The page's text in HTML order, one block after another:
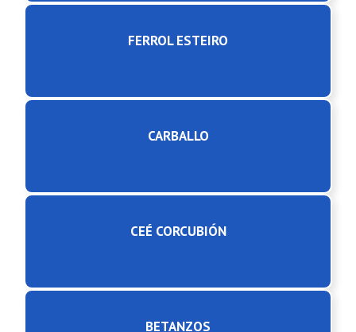
FERROL ESTEIRO
CARBALLO
CEÉ CORCUBIÓN
BETANZOS